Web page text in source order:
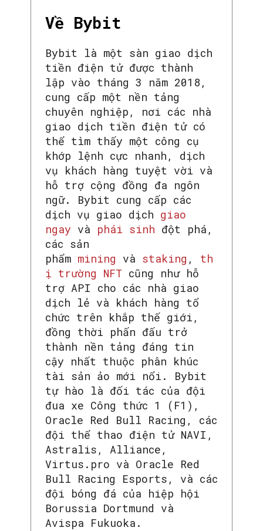
SEARCH...
Về Bybit
Bybit là một sàn giao dịch
tiền điện tử được thành
lập vào tháng 3 năm 2018,
cung cấp một nền tảng
chuyên nghiệp, nơi các nhà
giao dịch tiền điện tử có
thể tìm thấy một công cụ
khớp lệnh cực nhanh, dịch
vụ khách hàng tuyệt vời và
hỗ trợ cộng đồng đa ngôn
ngữ. Bybit cung cấp các
dịch vụ giao dịch giao
ngay và phái sinh đột phá,
các sản
phẩm mining và staking , th
ị trường NFT cũng như hỗ
trợ API cho các nhà giao
dịch lẻ và khách hàng tổ
chức trên khắp thế giới,
đồng thời phấn đấu trở
thành nền tảng đáng tin
cậy nhất thuộc phân khúc
tài sản ảo mới nổi. Bybit
tự hào là đối tác của đội
đua xe Công thức 1 (F1),
Oracle Red Bull Racing, các
đội thể thao điện tử NAVI,
Astralis, Alliance,
Virtus.pro và Oracle Red
Bull Racing Esports, và các
đội bóng đá của hiệp hội
Borussia Dortmund và
Avispa Fukuoka.